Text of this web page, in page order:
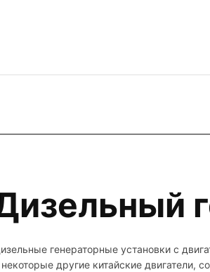
генераторные установки с
некоторые другие китайские